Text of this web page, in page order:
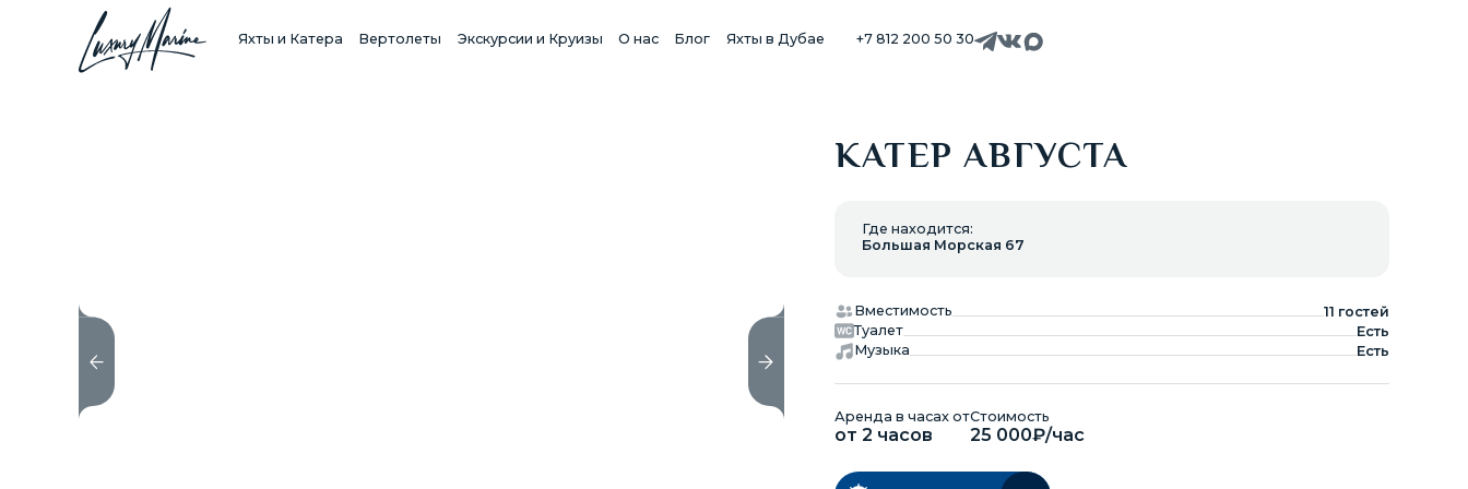
Яхты и Катера Вертолеты Экскурсии и Круизы О нас Блог Яхты в Дубае +7 812 200 50 30
КАТЕР АВГУСТА
Где находится:
Большая Морская 67
Вместимость 11 гостей
Туалет
Есть
Музыка
Есть
Аренда в часах от
от 2 часов
Стоимость
25 000₽/час